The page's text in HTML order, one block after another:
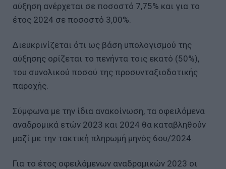
αύξηση ανέρχεται σε ποσοστό 7,75% και για το
έτος 2024 σε ποσοστό 3,00%.
Διευκρινίζεται ότι ως βάση υπολογισμού της
αύξησης ορίζεται το πενήντα τοις εκατό (50%),
του συνολικού ποσού της προσυνταξιοδοτικής
παροχής.
Σύμφωνα με την ίδια ανακοίνωση, τα οφειλόμενα
αναδρομικά ετών 2023 και 2024 θα καταβληθούν
μαζί με την τακτική πληρωμή μηνός 6ου/2024.
Για το έτος οφειλόμενων αναδρομικών 2023 οι